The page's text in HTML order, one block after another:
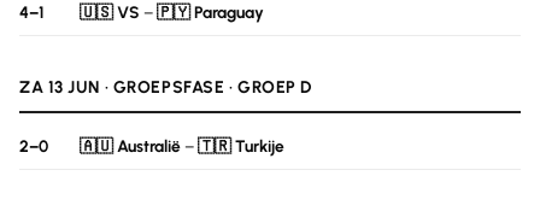
4–1 🇺🇸 VS –🇵🇾 Paraguay
ZA 13 JUN · GROEPSFASE · GROEP D
2–0 🇦🇺 Australië–🇹🇷 Turkije